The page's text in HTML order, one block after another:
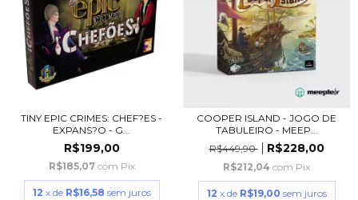
TINY EPIC CRIMES: CHEF?ES -
EXPANS?O - G...
R$199,00
R$185,07 com Pix
12 x de R$16,58 sem juros
COOPER ISLAND - JOGO DE
TABULEIRO - MEEP...
R$449,90
R$228,00
R$212,04 com Pix
12 x de R$19,00 sem juros